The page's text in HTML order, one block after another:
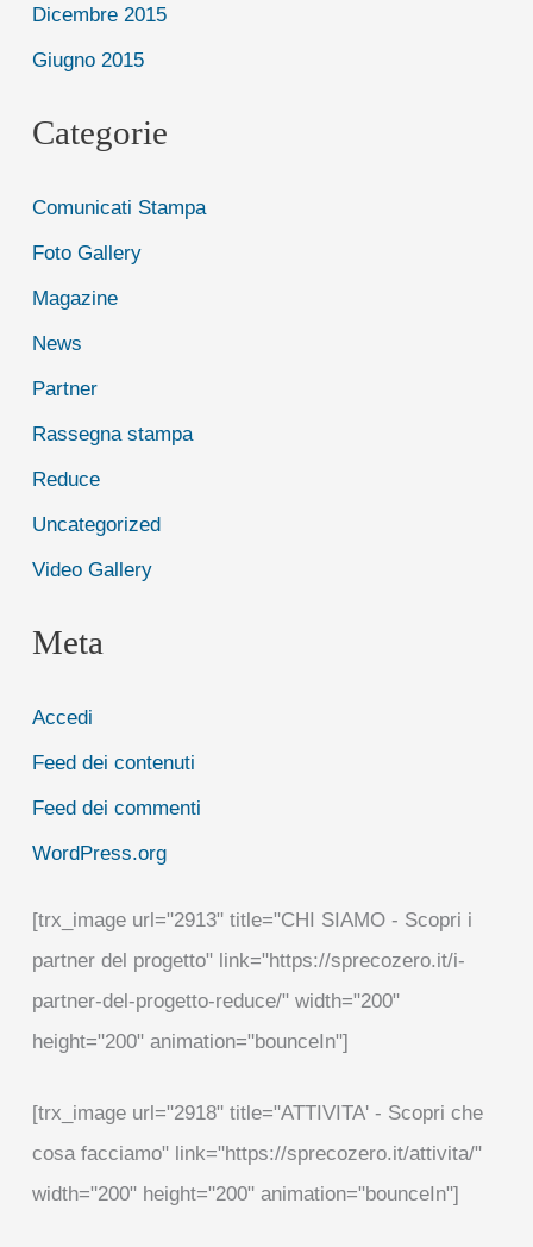
Dicembre 2015
Giugno 2015
Categorie
Comunicati Stampa
Foto Gallery
Magazine
News
Partner
Rassegna stampa
Reduce
Uncategorized
Video Gallery
Meta
Accedi
Feed dei contenuti
Feed dei commenti
WordPress.org
[trx_image url="2913" title="CHI SIAMO - Scopri i
partner del progetto" link="https://sprecozero.it/i-
partner-del-progetto-reduce/" width="200"
height="200" animation="bounceIn"]
[trx_image url="2918" title="ATTIVITA' - Scopri che
cosa facciamo" link="https://sprecozero.it/attivita/"
width="200" height="200" animation="bounceIn"]